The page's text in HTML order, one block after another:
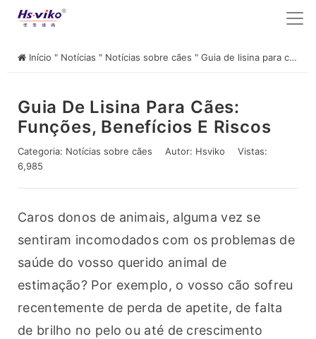
Início " Notícias " Notícias sobre cães " Guia de lisina para cães: Funções, benefícios e riscos
Guia De Lisina Para Cães:
Funções, Benefícios E Riscos
Categoria: Notícias sobre cães Autor: Hsviko
Vistas:
6,985
Caros donos de animais, alguma vez se
sentiram incomodados com os problemas de
saúde do vosso querido animal de
estimação? Por exemplo, o vosso cão sofreu
recentemente de perda de apetite, de falta
de brilho no pelo ou até de crescimento